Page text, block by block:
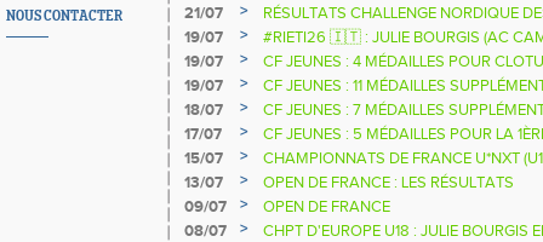
NOUS CONTACTER
21/07
>
RÉSULTATS CHALLENGE NORDIQUE
2025 2026
19/07 >
#RIETI26 🇮🇹 : JULIE BOURGIS (AC
D'EUROPE U18 DE LA PERCHE
19/07 >
CF JEUNES : 4 MÉDAILLES POUR
19/07
>
CF JEUNES : 11 MÉDAILLES
18/07
>
CF JEUNES : 7 MÉDAILLES
17/07
>
CF JEUNES : 5 MÉDAILLES POUR LA
15/07
>
CHAMPIONNATS DE FRANCE U*NXT
13/07
>
OPEN DE FRANCE : LES RÉSULTATS
09/07
>
OPEN DE FRANCE
08/07
>
CHPT D'EUROPE U18 : JULIE BOURGIS